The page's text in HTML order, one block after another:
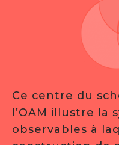
Ce centre du
l’OAM illustre la
observables à